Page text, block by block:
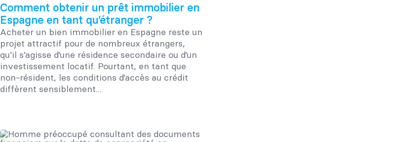
Comment obtenir un prêt immobilier en
Espagne en tant qu’étranger ?
Acheter un bien immobilier en Espagne reste un
projet attractif pour de nombreux étrangers,
qu’il s’agisse d’une résidence secondaire ou d’un
investissement locatif. Pourtant, en tant que
non-résident, les conditions d’accès au crédit
diffèrent sensiblement...